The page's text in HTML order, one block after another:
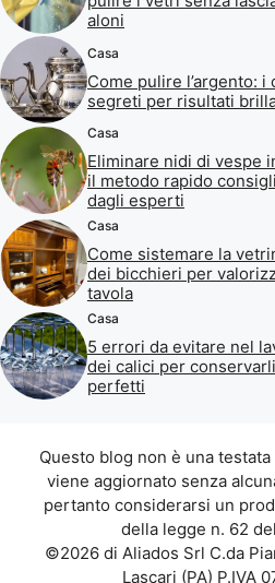
aloni
Casa
Come pulire l’argento: i
segreti per risultati
Casa
Eliminare nidi di vespe
il metodo rapido
dagli esperti
Casa
Come sistemare la
dei bicchieri per
tavola
Casa
5 errori da evitare nel
dei calici per conservarli
perfetti
Questo blog non è una
viene aggiornato senza
pertanto considerarsi un
della legge n. 62
©2026 di Aliados Srl C.da
Lascari (PA) P.IVA